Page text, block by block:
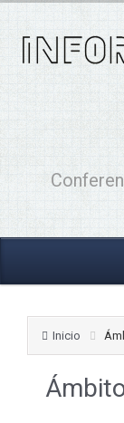
Inicio